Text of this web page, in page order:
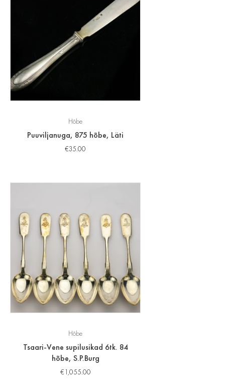
Hõbe
Puuviljanuga, 875 hõbe, Läti
€35.00
Hõbe
Tsaari-Vene supilusikad 6tk. 84
hõbe, S.P.Burg
€1,055.00